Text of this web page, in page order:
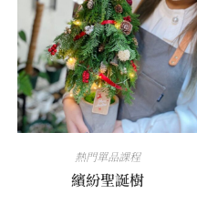
熱門單品課程
繽紛聖誕樹